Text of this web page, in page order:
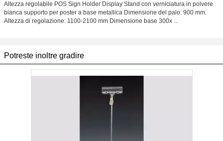
Altezza regolabile POS Sign Holder Display Stand con verniciatura in polvere
bianca supporto per poster a base metallica Dimensione del palo: 900 mm.
Altezza di regolazione: 1100-2100 mm Dimensione base 300x ...
Potreste inoltre gradire